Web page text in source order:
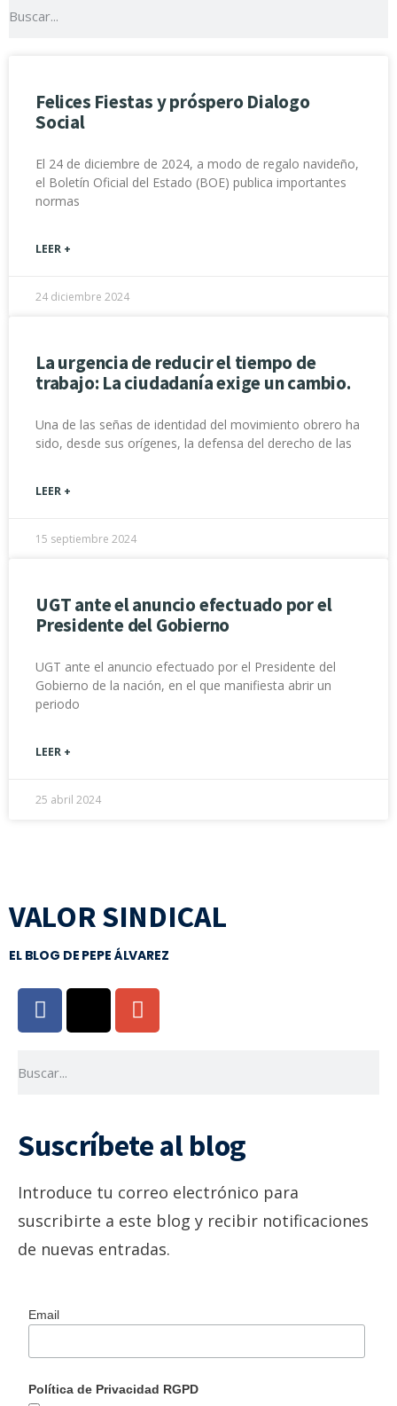
Felices Fiestas y próspero Dialogo
Social
El 24 de diciembre de 2024, a modo de regalo navideño,
el Boletín Oficial del Estado (BOE) publica importantes
normas
LEER +
24 diciembre 2024
La urgencia de reducir el tiempo de
trabajo: La ciudadanía exige un cambio.
Una de las señas de identidad del movimiento obrero ha
sido, desde sus orígenes, la defensa del derecho de las
LEER +
15 septiembre 2024
UGT ante el anuncio efectuado por el
Presidente del Gobierno
UGT ante el anuncio efectuado por el Presidente del
Gobierno de la nación, en el que manifiesta abrir un
periodo
LEER +
25 abril 2024
VALOR SINDICAL
EL BLOG DE PEPE ÁLVAREZ
Suscríbete al blog
Introduce tu correo electrónico para
suscribirte a este blog y recibir notificaciones
de nuevas entradas.
Email
Política de Privacidad RGPD